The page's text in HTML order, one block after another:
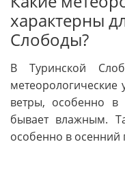
характерны
Слободы?
В Туринской
метеорологические
ветры, особенно в
бывает влажным.
особенно в осенний